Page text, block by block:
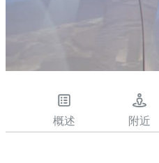
概述 附近